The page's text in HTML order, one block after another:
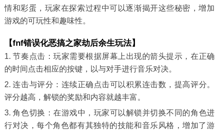
情和彩蛋，玩家在探索过程中可以逐渐揭开这些秘密，增加
游戏的可玩性和趣味性。
【fnf错误化恶搞之家劫后余生玩法】
1. 节奏点击：玩家需要根据屏幕上出现的箭头提示，在正确
的时间点击相应的按键，以与对手进行音乐对决。
2. 连击与评分：连续正确点击可以积累连击数，提高评分。
评分越高，解锁的奖励和内容就越丰富。
3. 角色切换：在游戏中，玩家可以解锁并切换不同的角色进
行对决，每个角色都有其独特的技能和音乐风格，增加了游